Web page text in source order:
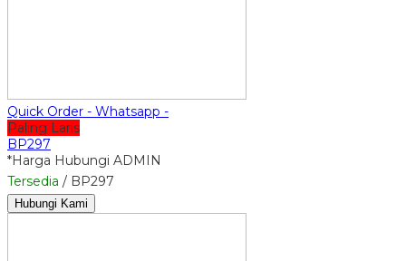
Quick Order - Whatsapp -
Paling Laris
BP297
*Harga Hubungi ADMIN
Tersedia / BP297
Hubungi Kami